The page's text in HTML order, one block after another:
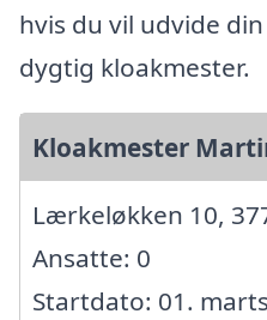
hvis du vil udvide
dygtig kloakmester.
Kloakmester
Lærkeløkken 10,
Ansatte: 0
Startdato: 01.